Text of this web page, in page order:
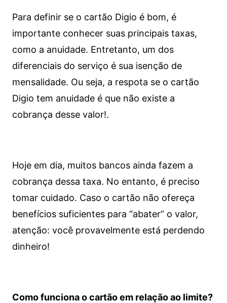
Para definir se o cartão Digio é bom, é
importante conhecer suas principais taxas,
como a anuidade. Entretanto, um dos
diferenciais do serviço é sua isenção de
mensalidade. Ou seja, a respota se o cartão
Digio tem anuidade é que não existe a
cobrança desse valor!.
Hoje em dia, muitos bancos ainda fazem a
cobrança dessa taxa. No entanto, é preciso
tomar cuidado. Caso o cartão não ofereça
benefícios suficientes para “abater” o valor,
atenção: você provavelmente está perdendo
dinheiro!
Como funciona o cartão em relação ao limite?